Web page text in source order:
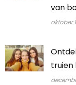
van
oktober
truien